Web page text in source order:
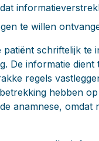
te willen
schriftelijk
De informatie
regels
hebben
anamnese,